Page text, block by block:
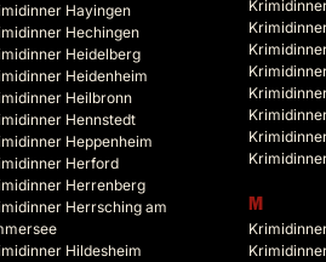
Hayingen
Hechingen
Heidelberg
Heidenheim
Heilbronn
Hennstedt
Heppenheim
Herford
Herrenberg
Herrsching am
Hildesheim
M